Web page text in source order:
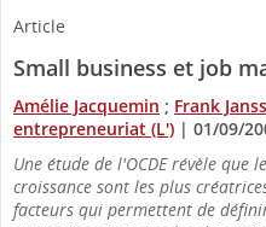
Article
Small business et job
Amélie Jacquemin ; Frank
entrepreneuriat (L') | 01/09/
Une étude de l'OCDE révèle que
croissance sont les plus
facteurs qui permettent de